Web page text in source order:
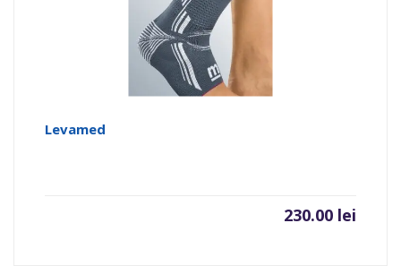
Levamed
230.00 lei